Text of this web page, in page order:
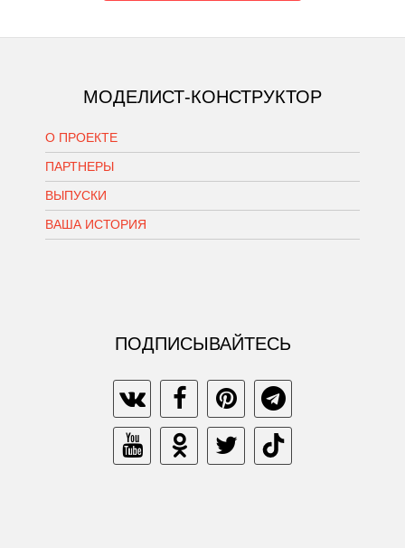
МОДЕЛИСТ-КОНСТРУКТОР
О ПРОЕКТЕ
ПАРТНЕРЫ
ВЫПУСКИ
ВАША ИСТОРИЯ
ПОДПИСЫВАЙТЕСЬ